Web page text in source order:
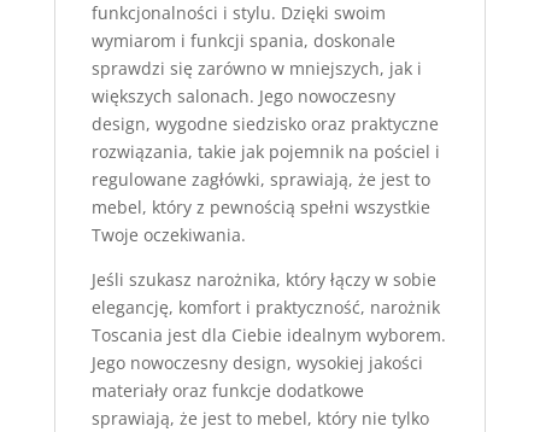
funkcjonalności i stylu. Dzięki swoim
wymiarom i funkcji spania, doskonale
sprawdzi się zarówno w mniejszych, jak i
większych salonach. Jego nowoczesny
design, wygodne siedzisko oraz praktyczne
rozwiązania, takie jak pojemnik na pościel i
regulowane zagłówki, sprawiają, że jest to
mebel, który z pewnością spełni wszystkie
Twoje oczekiwania.
Jeśli szukasz narożnika, który łączy w sobie
elegancję, komfort i praktyczność, narożnik
Toscania jest dla Ciebie idealnym wyborem.
Jego nowoczesny design, wysokiej jakości
materiały oraz funkcje dodatkowe
sprawiają, że jest to mebel, który nie tylko